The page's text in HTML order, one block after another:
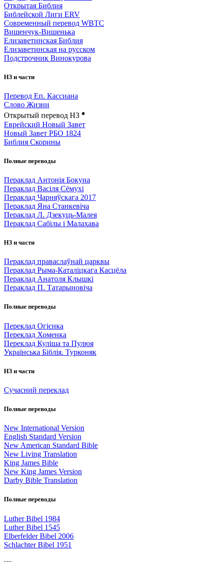
Открытая Библия
Библейской Лиги ERV
Cовременный перевод WBTC
Вишенчук-Вишенька
Елизаветинская Библия
Елизаветинская на русском
Подстрочник Винокурова
НЗ и части
Перевод Еп. Кассиана
Слово Жизни
Открытый перевод НЗ ●
Еврейский Новый Завет
Новый Завет РБО 1824
Библия Скорины
Полные переводы
Пераклад Антонія Бокуна
Пераклад Васіля Сёмухі
Пераклад Чарняўскага 2017
Пераклад Яна Станкевіча
Пераклад Л. Дзекуць-Малея
Пераклад Сабілы і Малахава
НЗ и части
Пераклад праваслаўнай царквы
Пераклад Рыма-Каталіцкага Касцёла
Пераклад Анатоля Клышкi
Пераклад П. Татарыновіча
Полные переводы
Переклад Огієнка
Переклад Хоменка
Переклад Куліша та Пулюя
Українська Біблія. Турконяк
НЗ и части
Сучасний переклад
Полные переводы
New International Version
English Standard Version
New American Standard Bible
New Living Translation
King James Bible
New King James Version
Darby Bible Translation
Полные переводы
Luther Bibel 1984
Luther Bibel 1545
Elberfelder Bibel 2006
Schlachter Bibel 1951